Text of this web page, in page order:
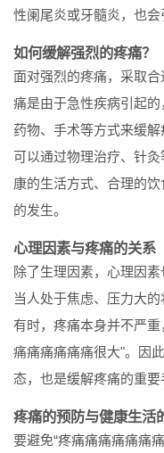
性阑尾炎或牙髓炎，也会
如何缓解强烈的疼痛？
面对强烈的疼痛，采取
痛是由于急性疾病引起
药物、手术等方式来缓解
可以通过物理治疗、针
康的生活方式、合理的
的发生。
心理因素与疼痛的关系
除了生理因素，心理因
当人处于焦虑、压力大
有时，疼痛本身并不严
痛痛痛痛痛痛很大"。因
态，也是缓解疼痛的重要
疼痛的预防与健康生活
要避免“疼痛痛痛痛痛痛